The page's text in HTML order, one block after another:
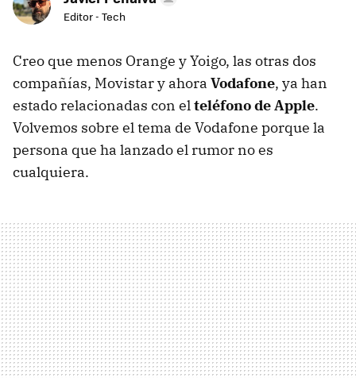
Editor - Tech
Creo que menos Orange y Yoigo, las otras dos
compañías, Movistar y ahora Vodafone, ya han
estado relacionadas con elteléfono de Apple.
Volvemos sobre el tema de Vodafone porque la
persona que ha lanzado el rumor no es
cualquiera.